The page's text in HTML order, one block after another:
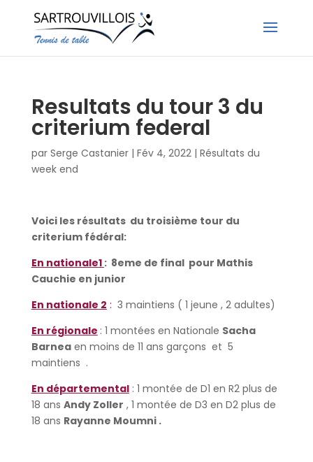
Resultats du tour 3 du
criterium federal
par Serge Castanier| Fév 4, 2022| Résultats du
week end
Voici les résultats du troisième tour du
criterium fédéral:
En nationale1 : 8eme de final pour Mathis
Cauchie en junior
En nationale 2 : 3 maintiens ( 1 jeune , 2 adultes)
En régionale : 1 montées en Nationale Sacha
Barneaen moins de 11 ans garçons et 5
maintiens .
En départemental: 1 montée de D1 en R2 plus de
18 ans Andy Zoller , 1 montée de D3 en D2 plus de
18 ans Rayanne Moumni .